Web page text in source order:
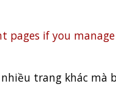
pages if you
trang khác mà